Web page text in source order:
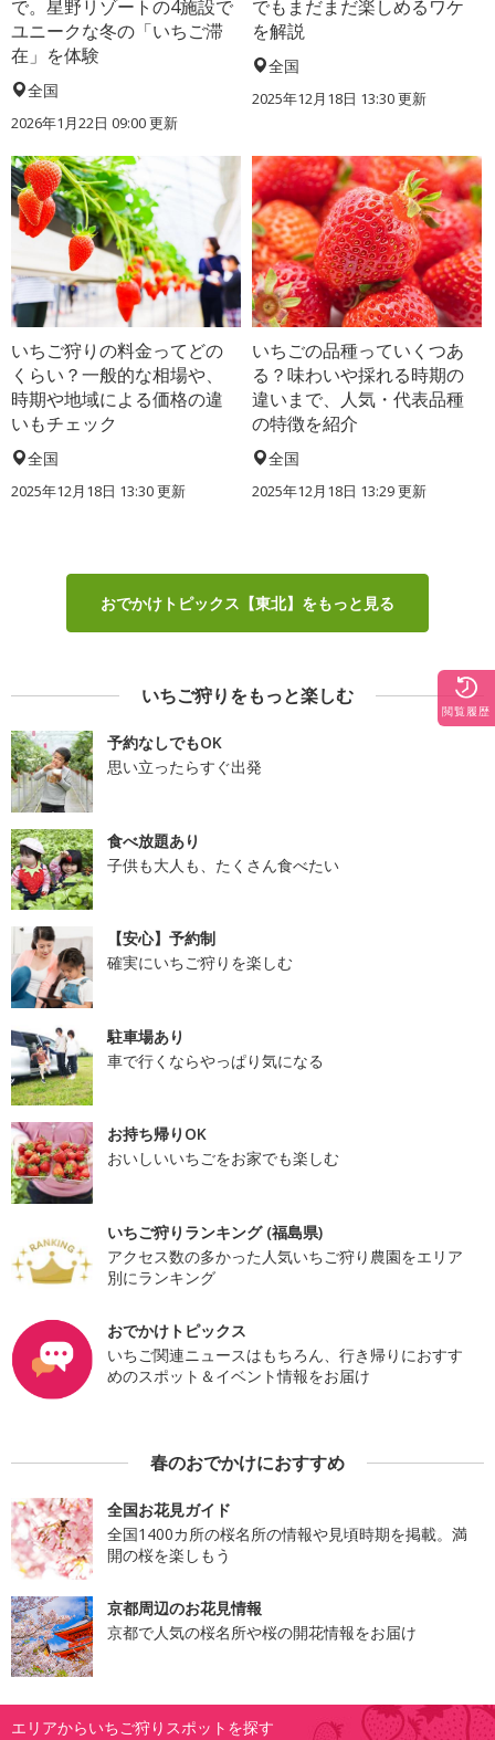
で。星野リゾートの4施設で
ユニークな冬の「いちご滞
在」を体験
全国
2026年1月22日 09:00 更新
でもまだまだ楽しめるワケ
を解説
全国
2025年12月18日 13:30 更新
いちご狩りの料金ってどの
くらい？一般的な相場や、
時期や地域による価格の違
いもチェック
全国
2025年12月18日 13:30 更新
いちごの品種っていくつあ
る？味わいや採れる時期の
違いまで、人気・代表品種
の特徴を紹介
全国
2025年12月18日 13:29 更新
おでかけトピックス【東北】をもっと見る
いちご狩りをもっと楽しむ
予約なしでもOK
思い立ったらすぐ出発
食べ放題あり
子供も大人も、たくさん食べたい
【安心】予約制
確実にいちご狩りを楽しむ
駐車場あり
車で行くならやっぱり気になる
お持ち帰りOK
おいしいいちごをお家でも楽しむ
いちご狩りランキング (福島県)
アクセス数の多かった人気いちご狩り農園をエリア
別にランキング
おでかけトピックス
いちご関連ニュースはもちろん、行き帰りにおすす
めのスポット＆イベント情報をお届け
春のおでかけにおすすめ
全国お花見ガイド
全国1400カ所の桜名所の情報や見頃時期を掲載。満
開の桜を楽しもう
京都周辺のお花見情報
京都で人気の桜名所や桜の開花情報をお届け
エリアからいちご狩りスポットを探す
閲覧履歴